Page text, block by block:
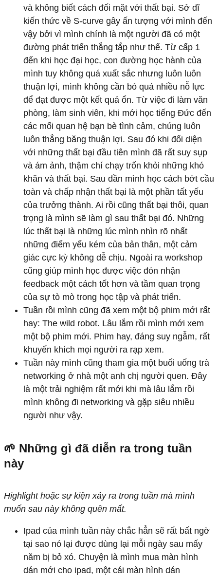
và không biết cách đối mặt với thất bại. Sở dĩ
kiến thức về S-curve gây ấn tượng với mình đến
vậy bởi vì mình chính là một người đã có một
đường phát triển thẳng tắp như thế. Từ cấp 1
đến khi học đại học, con đường học hành của
mình tuy không quá xuất sắc nhưng luôn luôn
thuận lợi, mình không cần bỏ quá nhiều nỗ lực
để đạt được một kết quả ổn. Từ việc đi làm văn
phòng, làm sinh viên, khi mới học tiếng Đức đến
các mối quan hệ bạn bè tình cảm, chúng luôn
luôn thẳng băng thuận lợi. Sau đó khi đối diện
với những thất bại đầu tiên mình đã rất suy sụp
và ám ảnh, thậm chí chạy trốn khỏi những khó
khăn và thất bại. Sau dần mình học cách bớt cầu
toàn và chấp nhận thất bại là một phần tất yếu
của trưởng thành. Ai rồi cũng thất bại thôi, quan
trọng là mình sẽ làm gì sau thất bại đó. Những
lúc thất bại là những lúc mình nhìn rõ nhất
những điểm yếu kém của bản thân, một cảm
giác cực kỳ không dễ chịu. Ngoài ra workshop
cũng giúp mình học được việc đón nhận
feedback một cách tốt hơn và tầm quan trọng
của sự tò mò trong học tập và phát triển.
Tuần rồi mình cũng đã xem một bộ phim mới rất
hay: The wild robot. Lâu lắm rồi mình mới xem
một bộ phim mới. Phim hay, đáng suy ngẫm, rất
khuyến khích mọi người ra rạp xem.
Tuần này mình cũng tham gia một buổi uống trà
networking ở nhà một anh chị người quen. Đây
là một trải nghiệm rất mới khi mà lâu lắm rồi
mình không đi networking và gặp siêu nhiều
người như vậy.
🌱 Những gì đã diễn ra trong tuần
này
Highlight hoặc sự kiện xảy ra trong tuần mà mình
muốn sau này không quên mất.
Ipad của mình tuần này chắc hẳn sẽ rất bất ngờ
tại sao nó lại được dùng lại mỗi ngày sau mấy
năm bị bỏ xó. Chuyện là mình mua màn hình
dán mới cho ipad, một cái màn hình dán